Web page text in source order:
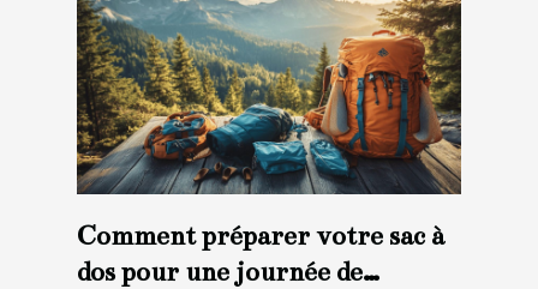
Comment préparer votre sac à
dos pour une journée de